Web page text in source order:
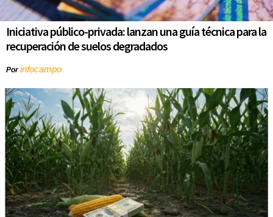
Iniciativa público-privada: lanzan una guía técnica para la
recuperación de suelos degradados
Porinfocampo